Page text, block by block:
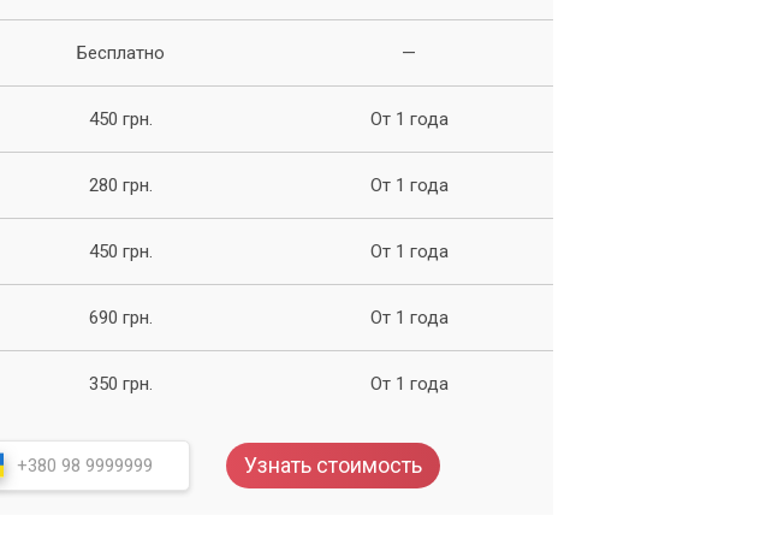
необходимых
монтаж и подключение
локальной сети,
и
их
финальная оптимизация
Бесплатно —
450 грн. От 1 года
280 грн. От 1 года
450 грн. От 1 года
690 грн. От 1 года
350 грн. От 1 года
Узнать стоимость